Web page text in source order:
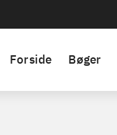
Forside Bøger